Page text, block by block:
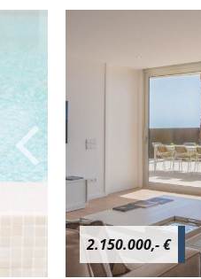
2.150.000,- €